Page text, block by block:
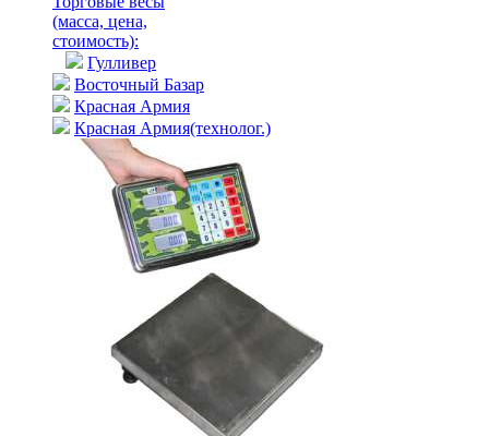
(масса, цена,
стоимость):
Гулливер
Восточный Базар
Красная Армия
Красная Армия(технолог.)